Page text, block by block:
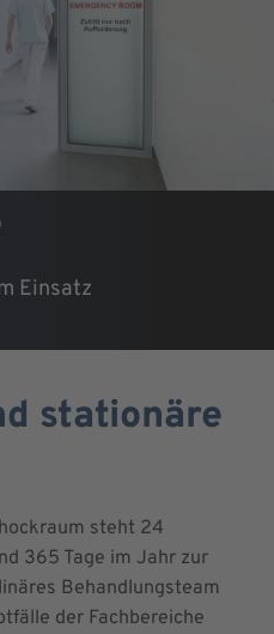
Einsatz
stationäre
steht 24
365 Tage im Jahr zur
Behandlungsteam
der Fachbereiche